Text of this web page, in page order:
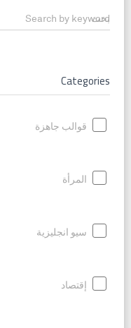
Search by keyword
Categories
قوالب جاهزة
المرأة
سيو انجليزية
إقتصاد